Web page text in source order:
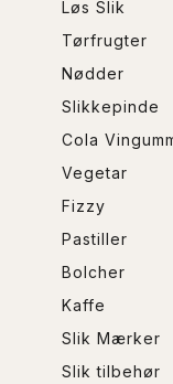
Løs Slik
Tørfrugter
Nødder
Slikkepinde
Cola
Vegetar
Fizzy
Pastiller
Bolcher
Kaffe
Slik Mærker
Slik tilbehør